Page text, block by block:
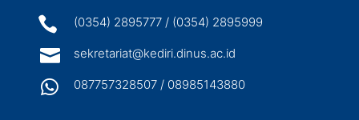
 (0354) 2895777 / (0354) 2895999
 sekretariat@kediri.dinus.ac.id
 087757328507 / 08985143880